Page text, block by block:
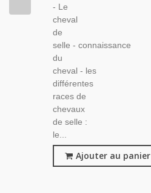
- Le
cheval
de
selle - connaissance
du
cheval - les
différentes
races de
chevaux
de selle :
le...
Ajouter au panier